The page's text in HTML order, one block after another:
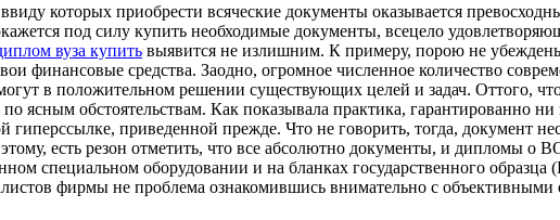
которых приобрести всяческие документы оказывается
под силу купить необходимые документы, всецело
вуза купить выявится не излишним. К примеру, порою не
финансовые средства. Заодно, огромное численное количество
в положительном решении существующих целей и задач. Оттого,
обстоятельствам. Как показывала практика, гарантированно ни
приведенной прежде. Что не говорить, тогда, документ
есть резон отметить, что все абсолютно документы, и дипломы
специальном оборудовании и на бланках государственного
фирмы не проблема ознакомившись внимательно с объективными